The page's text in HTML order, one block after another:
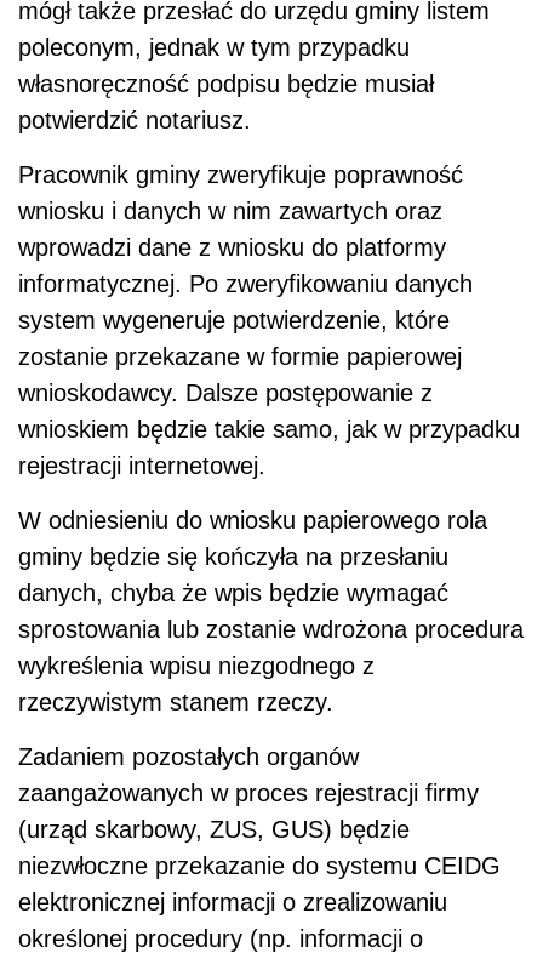
mógł także przesłać do urzędu gminy listem
poleconym, jednak w tym przypadku
własnoręczność podpisu będzie musiał
potwierdzić notariusz.
Pracownik gminy zweryfikuje poprawność
wniosku i danych w nim zawartych oraz
wprowadzi dane z wniosku do platformy
informatycznej. Po zweryfikowaniu danych
system wygeneruje potwierdzenie, które
zostanie przekazane w formie papierowej
wnioskodawcy. Dalsze postępowanie z
wnioskiem będzie takie samo, jak w przypadku
rejestracji internetowej.
W odniesieniu do wniosku papierowego rola
gminy będzie się kończyła na przesłaniu
danych, chyba że wpis będzie wymagać
sprostowania lub zostanie wdrożona procedura
wykreślenia wpisu niezgodnego z
rzeczywistym stanem rzeczy.
Zadaniem pozostałych organów
zaangażowanych w proces rejestracji firmy
(urząd skarbowy, ZUS, GUS) będzie
niezwłoczne przekazanie do systemu CEIDG
elektronicznej informacji o zrealizowaniu
określonej procedury (np. informacji o